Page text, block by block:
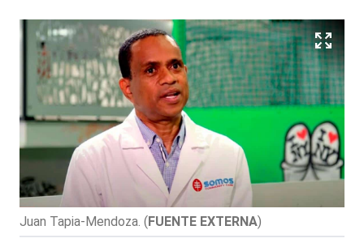
Juan Tapia-Mendoza. ( FUENTE EXTERNA)